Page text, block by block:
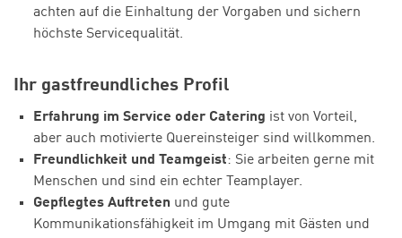
achten auf die Einhaltung der Vorgaben und sichern
höchste Servicequalität.
Ihr gastfreundliches Profil
Erfahrung im Service oder Catering ist von Vorteil,
aber auch motivierte Quereinsteiger sind willkommen.
Freundlichkeit und Teamgeist: Sie arbeiten gerne mit
Menschen und sind ein echter Teamplayer.
Gepflegtes Auftreten und gute
Kommunikationsfähigkeit im Umgang mit Gästen und